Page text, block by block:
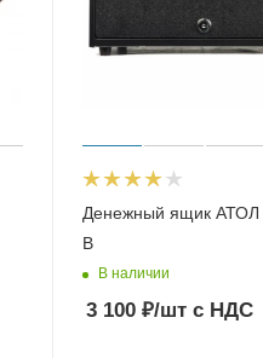
Денежный ящик АТОЛ
B
В наличии
3 100₽/штс НДС